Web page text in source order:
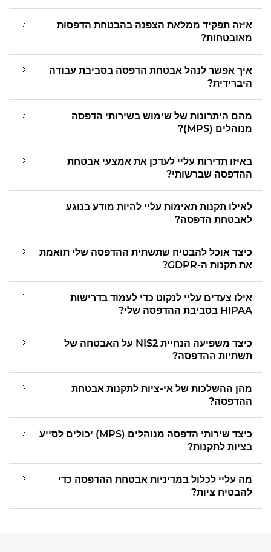
איזה תפקיד ממלאת הצפנה בהבטחת הדפסות
מאובטחות?
איך אפשר לנהל אבטחת הדפסה בסביבת עבודה
היברידית?
מהם היתרונות של שימוש בשירותי הדפסה
מנוהלים (MPS)?
באיזו תדירות עליי לעדכן את אמצעי אבטחת
ההדפסה שברשותי?
לאילו תקנות תאימות עליי להיות מודע בנוגע
לאבטחת הדפסה?
כיצד אוכל להבטיח שתשתית ההדפסה שלי תואמת
את תקנות ה-GDPR?
אילו צעדים עליי לנקוט כדי לעמוד בדרישות
HIPAA בסביבת ההדפסה שלי?
כיצד משפיעה הנחיית NIS2 על האבטחה של
תשתיות ההדפסה?
מהן ההשלכות של אי-ציות לתקנות אבטחת
ההדפסה?
כיצד שירותי הדפסה מנוהלים (MPS) יכולים לסייע
בציות לתקנות?
מה עליי לכלול במדיניות אבטחת ההדפסה כדי
להבטיח ציות?